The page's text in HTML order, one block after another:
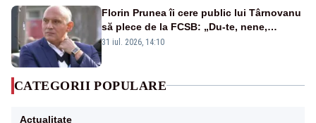
Florin Prunea îi cere public lui Târnovanu
să plece de la FCSB: „Du-te, nene,
învârtindu-te!”
31 iul. 2026, 14:10
CATEGORII POPULARE
Actualitate